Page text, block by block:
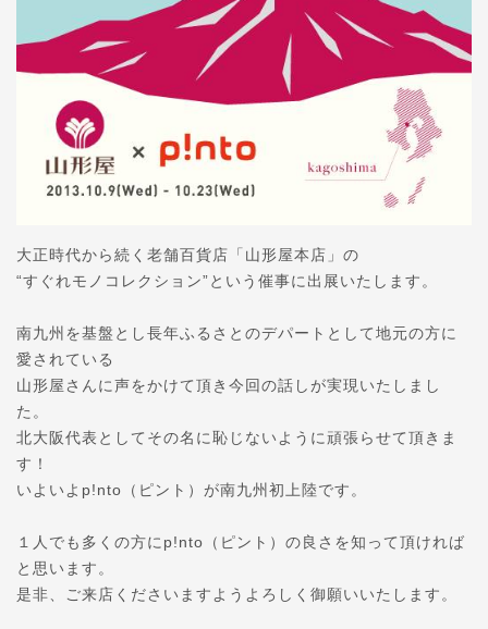
大正時代から続く老舗百貨店「山形屋本店」の
“すぐれモノコレクション”という催事に出展いたします。
南九州を基盤とし長年ふるさとのデパートとして地元の方に
愛されている
山形屋さんに声をかけて頂き今回の話しが実現いたしまし
た。
北大阪代表としてその名に恥じないように頑張らせて頂きま
す！
いよいよp!nto（ピント）が南九州初上陸です。
１人でも多くの方にp!nto（ピント）の良さを知って頂ければ
と思います。
是非、ご来店くださいますようよろしく御願いいたします。